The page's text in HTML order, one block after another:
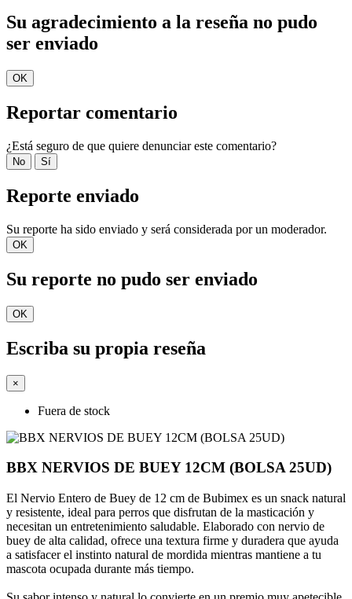
Su agradecimiento a la reseña no pudo
ser enviado
OK
Reportar comentario
¿Está seguro de que quiere denunciar este comentario?
No Sí
Reporte enviado
Su reporte ha sido enviado y será considerada por un moderador.
OK
Su reporte no pudo ser enviado
OK
Escriba su propia reseña
×
Fuera de stock
BBX NERVIOS DE BUEY 12CM (BOLSA 25UD)
El Nervio Entero de Buey de 12 cm de Bubimex es un snack natural
y resistente, ideal para perros que disfrutan de la masticación y
necesitan un entretenimiento saludable. Elaborado con nervio de
buey de alta calidad, ofrece una textura firme y duradera que ayuda
a satisfacer el instinto natural de mordida mientras mantiene a tu
mascota ocupada durante más tiempo.